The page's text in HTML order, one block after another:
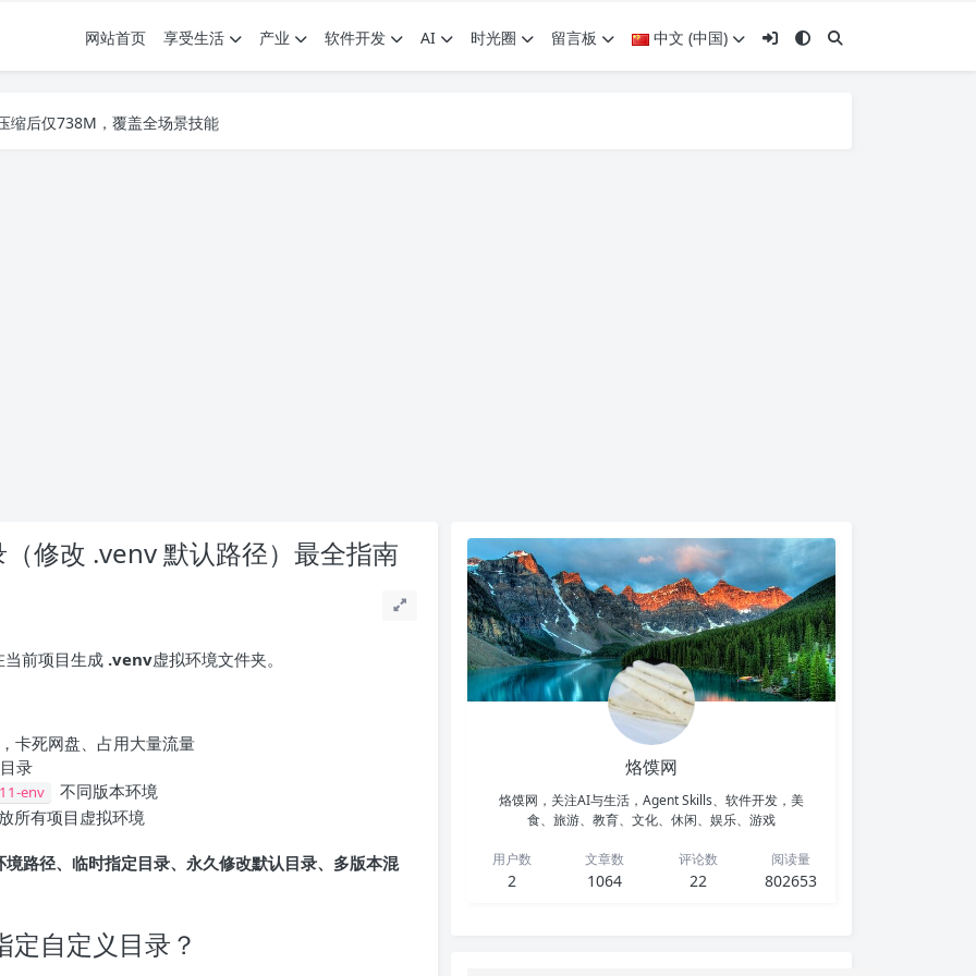
网站首页 享受生活 产业 软件开发 AI 时光圈 留言板
中文 (中国)
缩后仅738M，覆盖全场景技能
缩后仅738M，覆盖全场景技能
修改 .venv 默认路径）最全指南
前项目生成 .venv虚拟环境文件夹。
，卡死网盘、占用大量流量
录
env
不同版本环境
所有项目虚拟环境
路径、临时指定目录、永久修改默认目录、多版本混
自定义目录？
烙馍网
烙馍网，关注AI与生活，Agent Skills、软件开发，美
食、旅游、教育、文化、休闲、娱乐、游戏
用户数
2
文章数
1064
评论数
22
阅读量
802653